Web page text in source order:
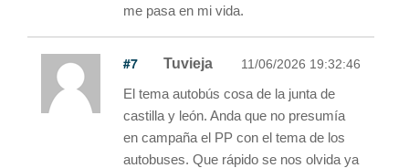
me pasa en mi vida.
#7 Tuvieja 11/06/2026 19:32:46
El tema autobús cosa de la junta de
castilla y león. Anda que no presumía
en campaña el PP con el tema de los
autobuses. Que rápido se nos olvida ya